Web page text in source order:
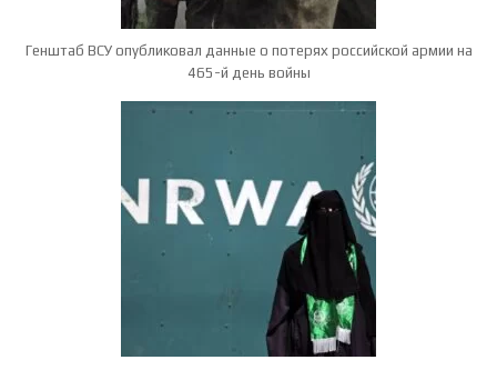
Генштаб ВСУ опубликовал данные о потерях российской армии на
465-й день войны